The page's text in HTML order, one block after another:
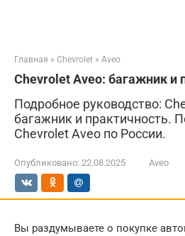
Главная » Chevrolet » Aveo
Chevrolet Aveo: багажник и
Подробное руководство:
багажник и практичность.
Chevrolet Aveo по России.
Опубликовано: 22.08.2025 Aveo
Вы раздумываете о покупке